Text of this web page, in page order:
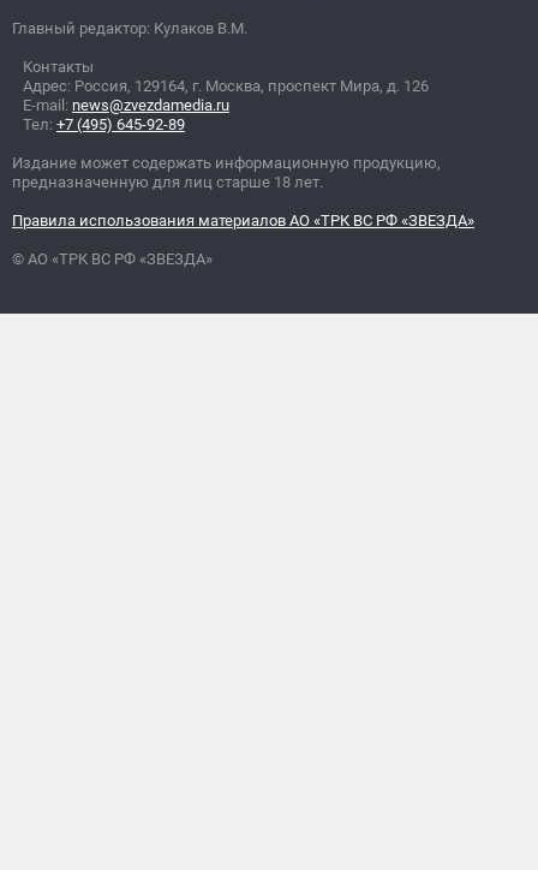
Главный редактор: Кулаков В.М.
Контакты
Адрес: Россия, 129164, г. Москва, проспект Мира, д. 126
E-mail: news@zvezdamedia.ru
Тел: +7 (495) 645-92-89
Издание может содержать информационную продукцию,
предназначенную для лиц старше 18 лет.
Правила использования материалов АО «ТРК ВС РФ «ЗВЕЗДА»
© АО «ТРК ВС РФ «ЗВЕЗДА»